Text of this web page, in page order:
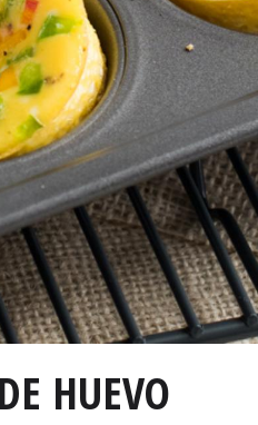
HUEVO